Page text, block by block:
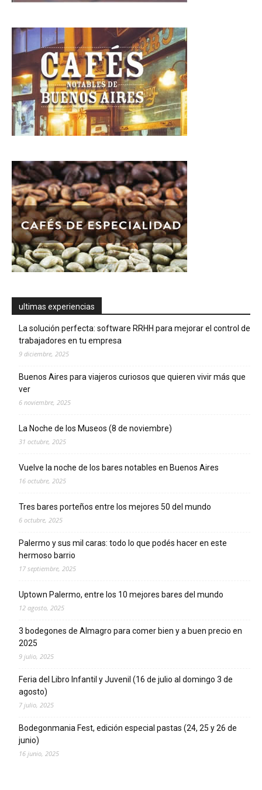
ultimas experiencias
La solución perfecta: software RRHH para mejorar el control de
trabajadores en tu empresa
9 diciembre, 2025
Buenos Aires para viajeros curiosos que quieren vivir más que
ver
6 noviembre, 2025
La Noche de los Museos (8 de noviembre)
31 octubre, 2025
Vuelve la noche de los bares notables en Buenos Aires
16 octubre, 2025
Tres bares porteños entre los mejores 50 del mundo
6 octubre, 2025
Palermo y sus mil caras: todo lo que podés hacer en este
hermoso barrio
17 septiembre, 2025
Uptown Palermo, entre los 10 mejores bares del mundo
12 agosto, 2025
3 bodegones de Almagro para comer bien y a buen precio en
2025
9 julio, 2025
Feria del Libro Infantil y Juvenil (16 de julio al domingo 3 de
agosto)
7 julio, 2025
Bodegonmania Fest, edición especial pastas (24, 25 y 26 de
junio)
16 junio, 2025